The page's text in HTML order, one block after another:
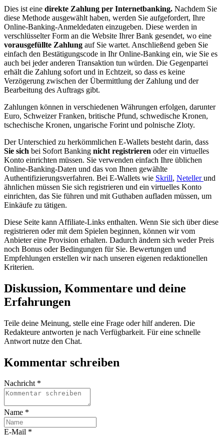
Dies ist eine direkte Zahlung per Internetbanking. Nachdem Sie
diese Methode ausgewählt haben, werden Sie aufgefordert, Ihre
Online-Banking-Anmeldedaten einzugeben. Diese werden in
verschlüsselter Form an die Website Ihrer Bank gesendet, wo eine
vorausgefüllte Zahlung auf Sie wartet. Anschließend geben Sie
einfach den Bestätigungscode in Ihr Online-Banking ein, wie Sie es
auch bei jeder anderen Transaktion tun würden. Die Gegenpartei
erhält die Zahlung sofort und in Echtzeit, so dass es keine
Verzögerung zwischen der Übermittlung der Zahlung und der
Bearbeitung des Auftrags gibt.
Zahlungen können in verschiedenen Währungen erfolgen, darunter
Euro, Schweizer Franken, britische Pfund, schwedische Kronen,
tschechische Kronen, ungarische Forint und polnische Zloty.
Der Unterschied zu herkömmlichen E-Wallets besteht darin, dass
Sie sich bei Sofort Banking nicht registrieren oder ein virtuelles
Konto einrichten müssen. Sie verwenden einfach Ihre üblichen
Online-Banking-Daten und das von Ihnen gewählte
Authentifizierungsverfahren. Bei E-Wallets wie Skrill, Netellerund
ähnlichen müssen Sie sich registrieren und ein virtuelles Konto
einrichten, das Sie führen und mit Guthaben aufladen müssen, um
Einkäufe zu tätigen.
Diese Seite kann Affiliate-Links enthalten. Wenn Sie sich über diese
registrieren oder mit dem Spielen beginnen, können wir vom
Anbieter eine Provision erhalten. Dadurch ändern sich weder Preis
noch Bonus oder Bedingungen für Sie. Bewertungen und
Empfehlungen erstellen wir nach unseren eigenen redaktionellen
Kriterien.
Diskussion, Kommentare und deine
Erfahrungen
Teile deine Meinung, stelle eine Frage oder hilf anderen. Die
Redakteure antworten je nach Verfügbarkeit. Für eine schnelle
Antwort nutze den Chat.
Kommentar schreiben
Nachricht *
Name *
E-Mail *